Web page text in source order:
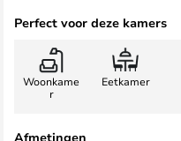
Perfect voor deze kamers
Woonkame
r
Eetkamer
Afmetingen